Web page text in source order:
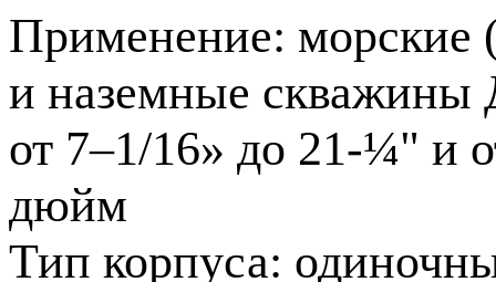
Применение: морские
и наземные скважины
от 7–1/16» до 21-¼" и
дюйм
Тип корпуса: